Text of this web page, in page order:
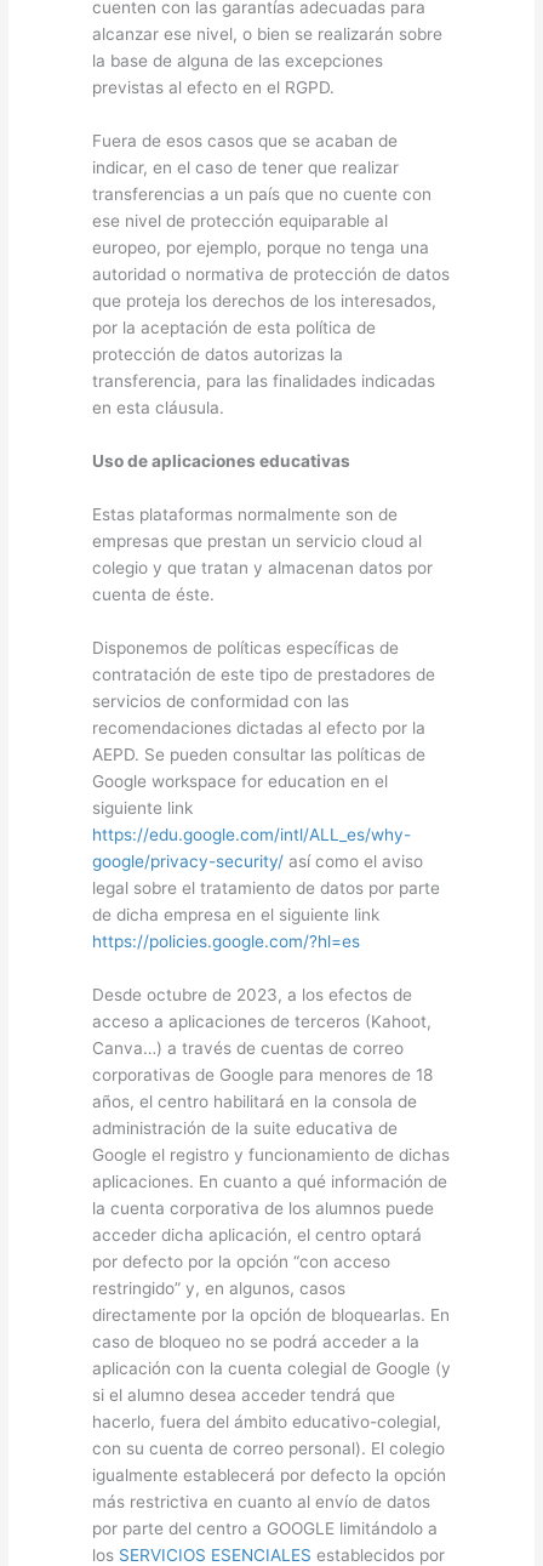
cuenten con las garantías adecuadas para
alcanzar ese nivel, o bien se realizarán sobre
la base de alguna de las excepciones
previstas al efecto en el RGPD.
Fuera de esos casos que se acaban de
indicar, en el caso de tener que realizar
transferencias a un país que no cuente con
ese nivel de protección equiparable al
europeo, por ejemplo, porque no tenga una
autoridad o normativa de protección de datos
que proteja los derechos de los interesados,
por la aceptación de esta política de
protección de datos autorizas la
transferencia, para las finalidades indicadas
en esta cláusula.
Uso de aplicaciones educativas
Estas plataformas normalmente son de
empresas que prestan un servicio cloud al
colegio y que tratan y almacenan datos por
cuenta de éste.
Disponemos de políticas específicas de
contratación de este tipo de prestadores de
servicios de conformidad con las
recomendaciones dictadas al efecto por la
AEPD. Se pueden consultar las políticas de
Google workspace for education en el
siguiente link
https://edu.google.com/intl/ALL_es/why-
google/privacy-security/así como el aviso
legal sobre el tratamiento de datos por parte
de dicha empresa en el siguiente link
https://policies.google.com/?hl=es
Desde octubre de 2023, a los efectos de
acceso a aplicaciones de terceros (Kahoot,
Canva…) a través de cuentas de correo
corporativas de Google para menores de 18
años, el centro habilitará en la consola de
administración de la suite educativa de
Google el registro y funcionamiento de dichas
aplicaciones. En cuanto a qué información de
la cuenta corporativa de los alumnos puede
acceder dicha aplicación, el centro optará
por defecto por la opción “con acceso
restringido” y, en algunos, casos
directamente por la opción de bloquearlas. En
caso de bloqueo no se podrá acceder a la
aplicación con la cuenta colegial de Google (y
si el alumno desea acceder tendrá que
hacerlo, fuera del ámbito educativo-colegial,
con su cuenta de correo personal). El colegio
igualmente establecerá por defecto la opción
más restrictiva en cuanto al envío de datos
por parte del centro a GOOGLE limitándolo a
los SERVICIOS ESENCIALES establecidos por